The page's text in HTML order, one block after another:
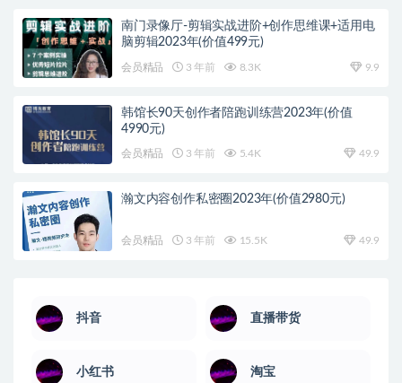
南门录像厅-剪辑实战进阶+创作思维课+适用电
脑剪辑2023年(价值499元)
会员精品 3 年前 8.3K 9.9
韩馆长90天创作者陪跑训练营2023年(价值
4990元)
会员精品 3 年前 5.4K 49.9
瀚文内容创作私密圈2023年(价值2980元)
会员精品 3 年前 15.5K 49.9
抖音 直播带货
小红书 淘宝